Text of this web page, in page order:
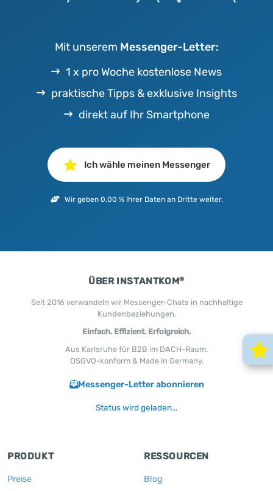
Mit unserem Messenger-Letter:
1 x pro Woche kostenlose News
praktische Tipps & exklusive Insights
direkt auf Ihr Smartphone
Ich wähle meinen Messenger
Wir geben 0,00 % Ihrer Daten an Dritte weiter.
ÜBER INSTANTKOM®
Seit 2016 verwandeln wir Messenger-Chats in nachhaltige
Kundenbeziehungen.
Einfach. Effizient. Erfolgreich.
Aus Karlsruhe für B2B im DACH-Raum.
DSGVO-konform & Made in Germany.
Messenger-Letter abonnieren
Status wird geladen...
PRODUKT
Preise
RESSOURCEN
Blog